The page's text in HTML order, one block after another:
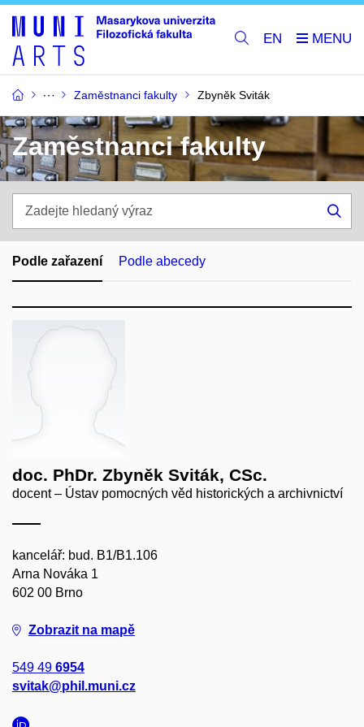
EN
Zaměstnanci fakulty Zbyněk Sviták
Zaměstnanci fakulty
hledaný
výraz
Podle zařazení Podle abecedy
doc. PhDr. Zbyněk Sviták, CSc.
docent – Ústav pomocných věd historických a archivnictví
kancelář: bud. B1/B1.106
Arna Nováka 1
602 00 Brno
Zobrazit na mapě
549 49 6954
svitak@phil.muni.cz